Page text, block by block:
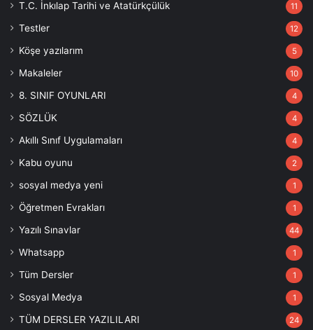
T.C. İnkılap Tarihi ve Atatürkçülük 11
Testler 12
Köşe yazılarım 5
Makaleler 10
8. SINIF OYUNLARI 4
SÖZLÜK 4
Akıllı Sınıf Uygulamaları 4
Kabu oyunu 2
sosyal medya yeni 1
Öğretmen Evrakları 1
Yazılı Sınavlar 44
Whatsapp 1
Tüm Dersler 1
Sosyal Medya 1
TÜM DERSLER YAZILILARI 24